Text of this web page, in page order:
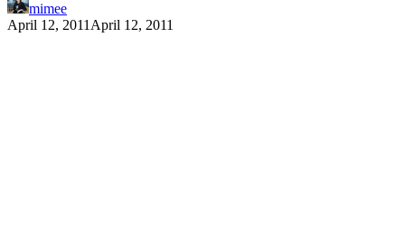
mimee
April 12, 2011 April 12, 2011